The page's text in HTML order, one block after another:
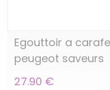
Egouttoir a
peugeot saveurs
27.90 €